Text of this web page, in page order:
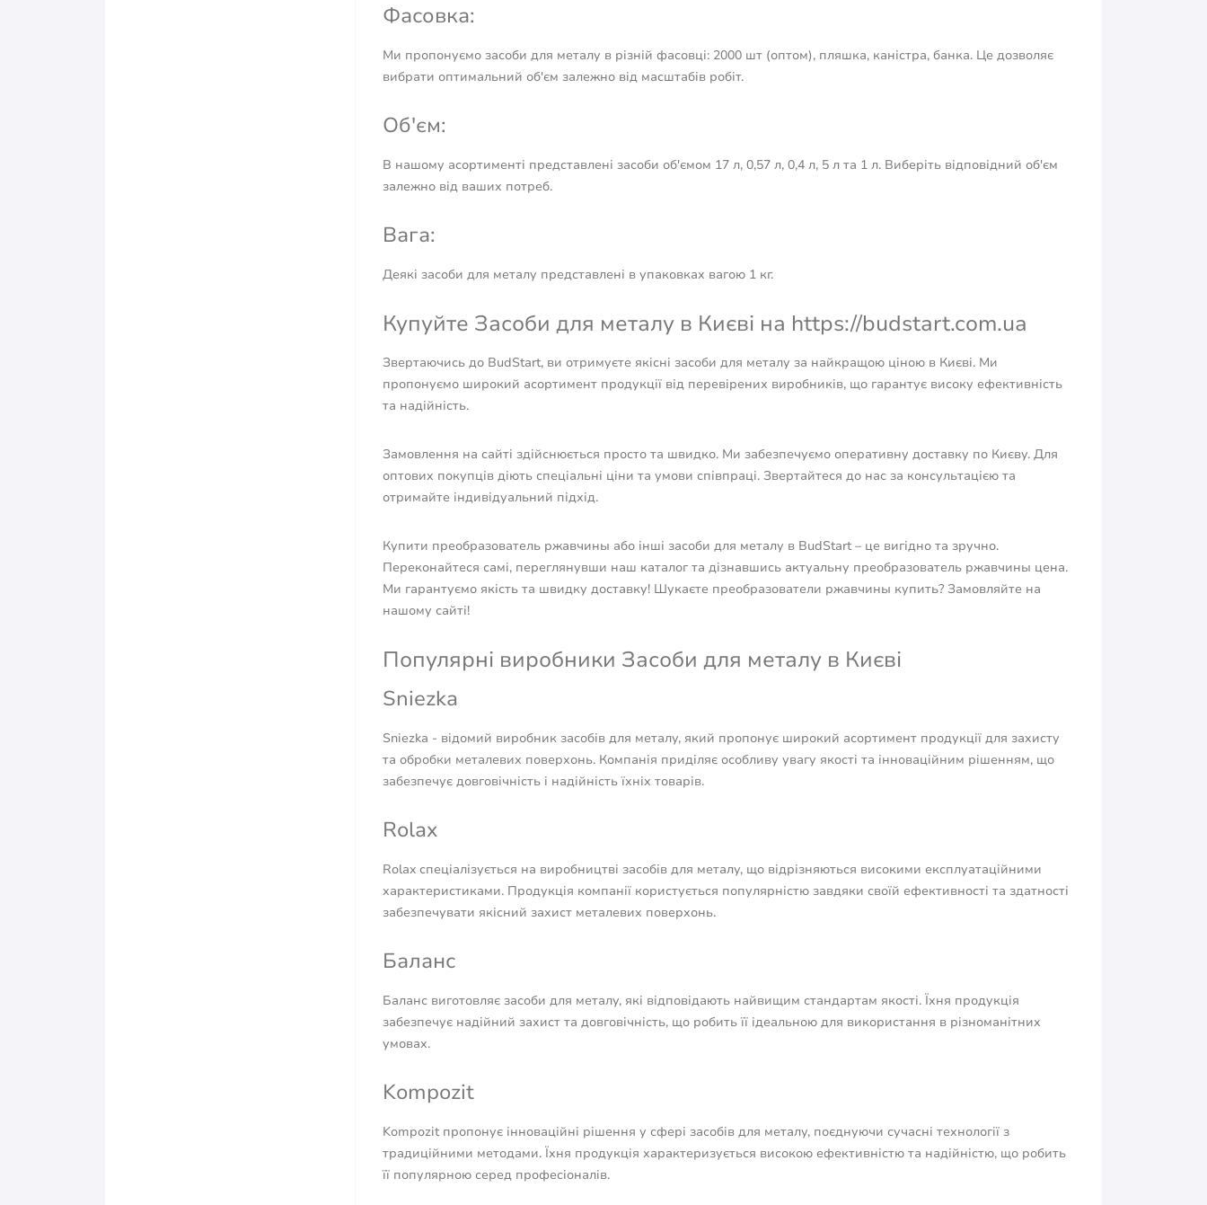
Фасовка:
Ми пропонуємо засоби для металу в різній фасовці: 2000 шт (оптом), пляшка, каністра, банка. Це дозволяє
вибрати оптимальний об'єм залежно від масштабів робіт.
Об'єм:
В нашому асортименті представлені засоби об'ємом 17 л, 0,57 л, 0,4 л, 5 л та 1 л. Виберіть відповідний об'єм
залежно від ваших потреб.
Вага:
Деякі засоби для металу представлені в упаковках вагою 1 кг.
Купуйте Засоби для металу в Києві на https://budstart.com.ua
Звертаючись до BudStart, ви отримуєте якісні засоби для металу за найкращою ціною в Києві. Ми
пропонуємо широкий асортимент продукції від перевірених виробників, що гарантує високу ефективність
та надійність.
Замовлення на сайті здійснюється просто та швидко. Ми забезпечуємо оперативну доставку по Києву. Для
оптових покупців діють спеціальні ціни та умови співпраці. Звертайтеся до нас за консультацією та
отримайте індивідуальний підхід.
Купити преобразователь ржавчины або інші засоби для металу в BudStart – це вигідно та зручно.
Переконайтеся самі, переглянувши наш каталог та дізнавшись актуальну преобразователь ржавчины цена.
Ми гарантуємо якість та швидку доставку! Шукаєте преобразователи ржавчины купить? Замовляйте на
нашому сайті!
Популярні виробники Засоби для металу в Києві
Sniezka
Sniezka - відомий виробник засобів для металу, який пропонує широкий асортимент продукції для захисту
та обробки металевих поверхонь. Компанія приділяє особливу увагу якості та інноваційним рішенням, що
забезпечує довговічність і надійність їхніх товарів.
Rolax
Rolax спеціалізується на виробництві засобів для металу, що відрізняються високими експлуатаційними
характеристиками. Продукція компанії користується популярністю завдяки своїй ефективності та здатності
забезпечувати якісний захист металевих поверхонь.
Баланс
Баланс виготовляє засоби для металу, які відповідають найвищим стандартам якості. Їхня продукція
забезпечує надійний захист та довговічність, що робить її ідеальною для використання в різноманітних
умовах.
Kompozit
Kompozit пропонує інноваційні рішення у сфері засобів для металу, поєднуючи сучасні технології з
традиційними методами. Їхня продукція характеризується високою ефективністю та надійністю, що робить
її популярною серед професіоналів.